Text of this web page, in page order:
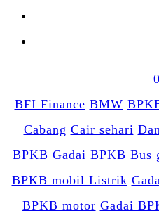
0
BFI Finance BMW
Cabang Cair sehari
BPKB Gadai BPKB Bus
BPKB mobil Listrik
BPKB motor Gadai